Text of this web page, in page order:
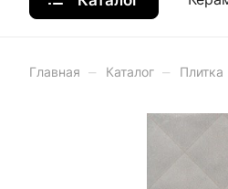
Главная – Каталог – Плитка